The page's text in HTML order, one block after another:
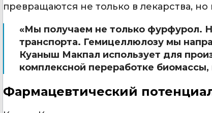
превращаются не только в лекарства,
«Мы получаем не только фурфурол.
транспорта. Гемицеллюлозу мы
Куаныш Макпал использует для
комплексной переработке
Фармацевтический